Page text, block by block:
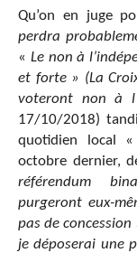
Qu’on en juge
perdra
« Le non à
et forte » (La
voteront non à
17/10/2018)
quotidien local «
octobre dernier,
référendum
purgeront eux-
pas de concession
je déposerai une